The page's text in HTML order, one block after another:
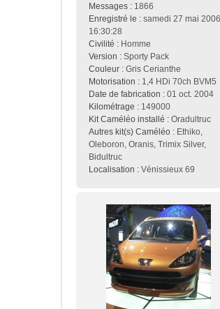
Messages : 1866
Enregistré le : samedi 27 mai
16:30:28
Civilité : Homme
Version : Sporty Pack
Couleur : Gris Cerianthe
Motorisation : 1,4 HDi 70ch BVM5
Date de fabrication : 01 oct. 2004
Kilométrage : 149000
Kit Caméléo installé : Oradultruc
Autres kit(s) Caméléo : Ethiko,
Oleboron, Oranis, Trimix Silver,
Bidultruc
Localisation : Vénissieux 69